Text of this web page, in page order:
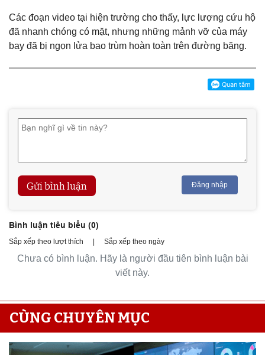
Các đoạn video tại hiện trường cho thấy, lực lượng cứu hộ
đã nhanh chóng có mặt, nhưng những mảnh vỡ của máy
bay đã bị ngọn lửa bao trùm hoàn toàn trên đường băng.
Gửi bình luận Đăng nhập
Bình luận tiêu biểu (0)
Sắp xếp theo lượt thích | Sắp xếp theo ngày
Chưa có bình luận. Hãy là người đầu tiên bình luận bài
viết này.
CÙNG CHUYÊN MỤC